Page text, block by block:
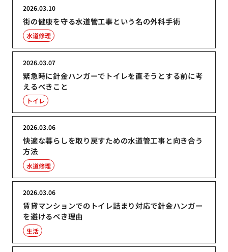
街の健康を守る水道管工事という名の外科手術
2026.03.10
水道修理
緊急時に針金ハンガーでトイレを直そうとする前に考
えるべきこと
2026.03.07
トイレ
快適な暮らしを取り戻すための水道管工事と向き合う
方法
2026.03.06
水道修理
賃貸マンションでのトイレ詰まり対応で針金ハンガー
を避けるべき理由
2026.03.06
生活